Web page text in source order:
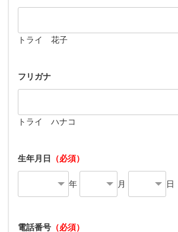
トライ 花子
フリガナ
トライ ハナコ
生年月日 （必須）
年 月 日
電話番号 （必須）